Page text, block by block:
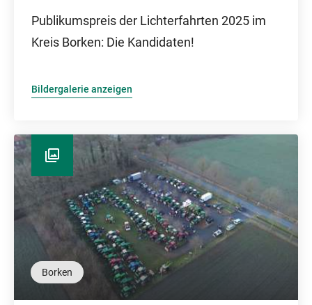
Publikumspreis der Lichterfahrten 2025 im
Kreis Borken: Die Kandidaten!
Bildergalerie anzeigen
Borken